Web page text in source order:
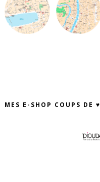
MES E-SHOP COUPS DE ♥